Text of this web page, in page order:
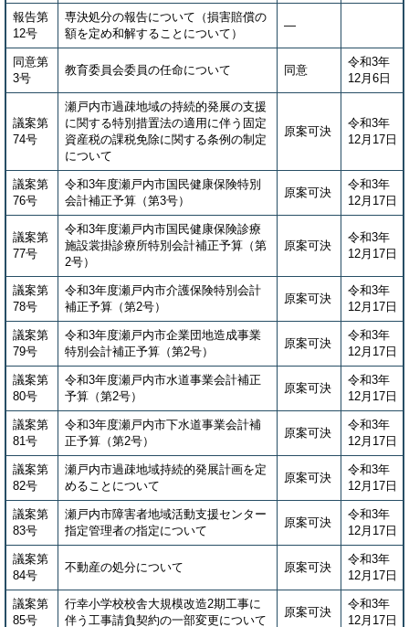
報告第
12号
専決処分の報告について（損害賠償の
額を定め和解することについて）
―
同意第
3号
教育委員会委員の任命について 同意
令和3年
12月6日
議案第
74号
瀬戸内市過疎地域の持続的発展の支援
に関する特別措置法の適用に伴う固定
資産税の課税免除に関する条例の制定
について
原案可決
令和3年
12月17日
議案第
76号
令和3年度瀬戸内市国民健康保険特別
会計補正予算（第3号）
原案可決
令和3年
12月17日
議案第
77号
令和3年度瀬戸内市国民健康保険診療
施設裳掛診療所特別会計補正予算（第
2号）
原案可決
令和3年
12月17日
議案第
78号
令和3年度瀬戸内市介護保険特別会計
補正予算（第2号）
原案可決
令和3年
12月17日
議案第
79号
令和3年度瀬戸内市企業団地造成事業
特別会計補正予算（第2号）
原案可決
令和3年
12月17日
議案第
80号
令和3年度瀬戸内市水道事業会計補正
予算（第2号）
原案可決
令和3年
12月17日
議案第
81号
令和3年度瀬戸内市下水道事業会計補
正予算（第2号）
原案可決
令和3年
12月17日
議案第
82号
瀬戸内市過疎地域持続的発展計画を定
めることについて
原案可決
令和3年
12月17日
議案第
83号
瀬戸内市障害者地域活動支援センター
指定管理者の指定について
原案可決
令和3年
12月17日
議案第
84号
不動産の処分について 原案可決
令和3年
12月17日
議案第
85号
行幸小学校校舎大規模改造2期工事に
伴う工事請負契約の一部変更について
原案可決
令和3年
12月17日